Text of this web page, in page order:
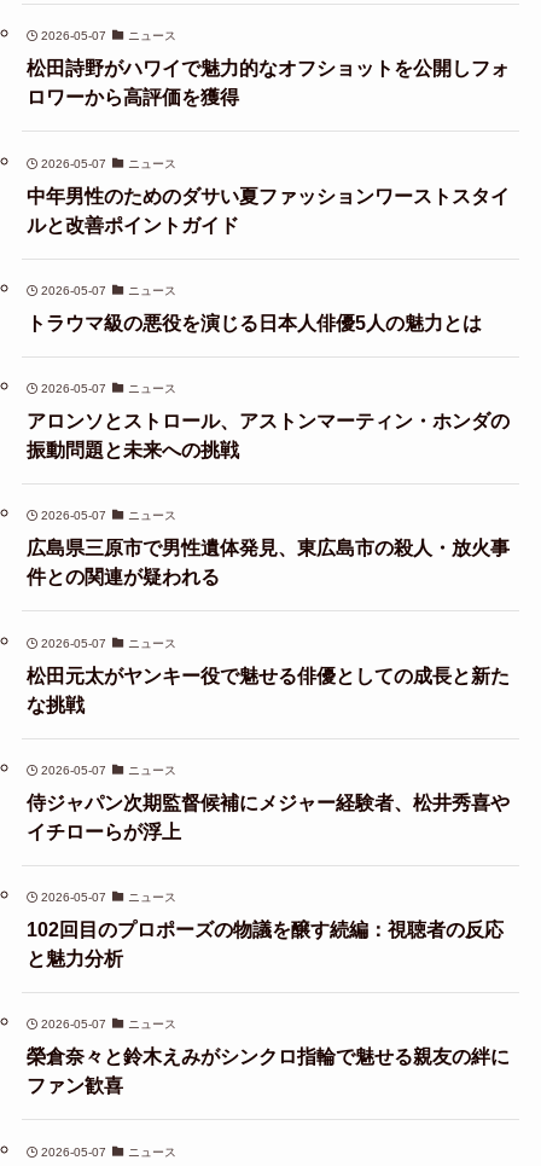
2026-05-07 ニュース
松田詩野がハワイで魅力的なオフショットを公開しフォ
ロワーから高評価を獲得
2026-05-07 ニュース
中年男性のためのダサい夏ファッションワーストスタイ
ルと改善ポイントガイド
2026-05-07 ニュース
トラウマ級の悪役を演じる日本人俳優5人の魅力とは
2026-05-07 ニュース
アロンソとストロール、アストンマーティン・ホンダの
振動問題と未来への挑戦
2026-05-07 ニュース
広島県三原市で男性遺体発見、東広島市の殺人・放火事
件との関連が疑われる
2026-05-07 ニュース
松田元太がヤンキー役で魅せる俳優としての成長と新た
な挑戦
2026-05-07 ニュース
侍ジャパン次期監督候補にメジャー経験者、松井秀喜や
イチローらが浮上
2026-05-07 ニュース
102回目のプロポーズの物議を醸す続編：視聴者の反応
と魅力分析
2026-05-07 ニュース
榮倉奈々と鈴木えみがシンクロ指輪で魅せる親友の絆に
ファン歓喜
2026-05-07 ニュース